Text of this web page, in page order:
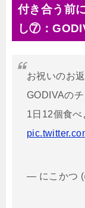
付き合う前
し⑦：
お祝いのお
GODIVAの
1日12個食
— にこかつ